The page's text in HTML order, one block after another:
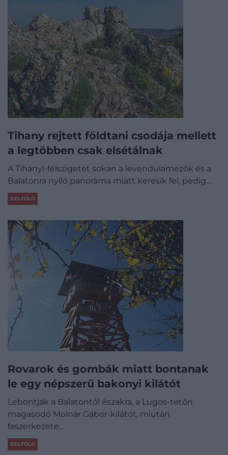
Tihany rejtett földtani csodája mellett
a legtöbben csak elsétálnak
A Tihanyi-félszigetet sokan a levendulamezők és a
Balatonra nyíló panoráma miatt keresik fel, pedig…
BELFÖLD
Rovarok és gombák miatt bontanak
le egy népszerű bakonyi kilátót
Lebontják a Balatontól északra, a Lugos-tetőn
magasodó Molnár Gábor-kilátót, miután
faszerkezete…
BELFÖLD